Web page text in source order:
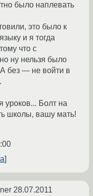
было наплевать
это было к
и я тогда
что с
ну нельзя было
без — не войти в
уроков... Болт на
школы, вашу мать!
28.07.2011